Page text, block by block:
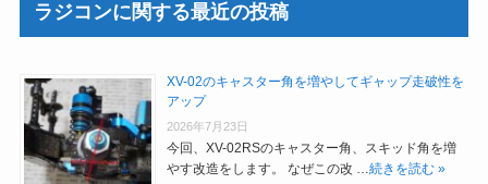
ラジコンに関する最近の投稿
XV-02のキャスター角を増やしてギャップ走破性を
アップ
2026年7月23日
今回、XV-02RSのキャスター角、スキッド角を増
やす改造をします。 なぜこの改 …続きを読む »